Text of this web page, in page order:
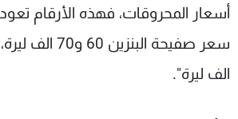
أسعار المحروقات، فهذه الأرقام
الف ليرة".